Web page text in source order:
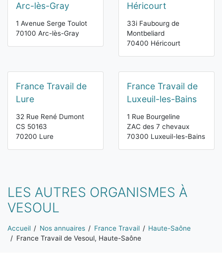
Arc-lès-Gray
1 Avenue Serge Toulot
70100 Arc-lès-Gray
Héricourt
33i Faubourg de
Montbeliard
70400 Héricourt
France Travail de
Lure
32 Rue René Dumont
CS 50163
70200 Lure
France Travail de
Luxeuil-les-Bains
1 Rue Bourgeline
ZAC des 7 chevaux
70300 Luxeuil-les-Bains
LES AUTRES ORGANISMES À
VESOUL
Vous êtes ici:
Accueil Nos annuaires France Travail
Haute-Saône
France Travail de Vesoul, Haute-Saône